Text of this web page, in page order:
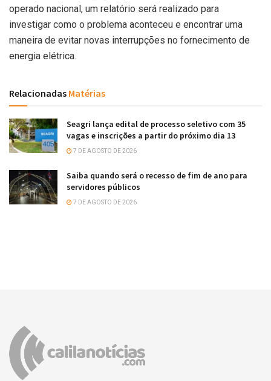
operado nacional, um relatório será realizado para
investigar como o problema aconteceu e encontrar uma
maneira de evitar novas interrupções no fornecimento de
energia elétrica.
Relacionadas Matérias
Seagri lança edital de processo seletivo com 35
vagas e inscrições a partir do próximo dia 13
7 DE AGOSTO DE 2026
Saiba quando será o recesso de fim de ano para
servidores públicos
7 DE AGOSTO DE 2026